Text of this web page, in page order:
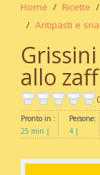
Home Ricette
Antipasti e
allo
Pronto in :
25 min
Persone:
4